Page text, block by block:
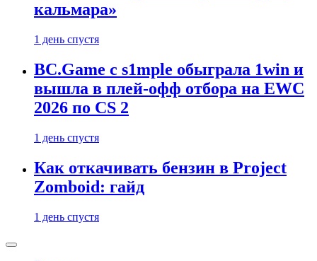
кальмара»
1 день спустя
BC.Game с s1mple обыграла 1win и
вышла в плей-офф отбора на EWC
2026 по CS 2
1 день спустя
Как откачивать бензин в Project
Zomboid: гайд
1 день спустя